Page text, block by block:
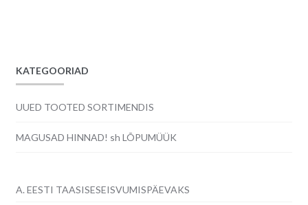
KATEGOORIAD
UUED TOOTED SORTIMENDIS
MAGUSAD HINNAD! sh LÕPUMÜÜK
A. EESTI TAASISESEISVUMISPÄEVAKS